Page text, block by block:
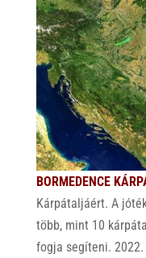
BORMEDENCE
Kárpátaljáért. A
több, mint 10
fogja segíteni.